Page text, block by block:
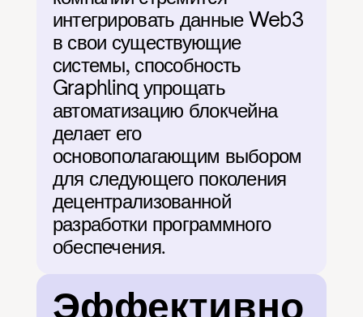
интегрировать данные Web3
в свои существующие
системы, способность
Graphlinq упрощать
автоматизацию блокчейна
делает его
основополагающим выбором
для следующего поколения
децентрализованной
разработки программного
обеспечения.
Эффективно